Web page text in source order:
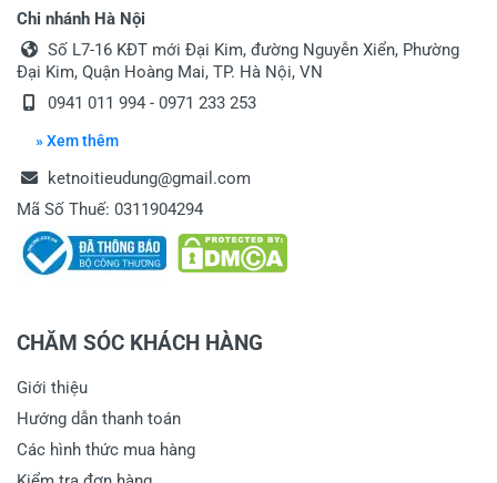
Chi nhánh Hà Nội
Số L7-16 KĐT mới Đại Kim, đường Nguyễn Xiển, Phường
Đại Kim, Quận Hoàng Mai, TP. Hà Nội, VN
0941 011 994 - 0971 233 253
» Xem thêm
ketnoitieudung@gmail.com
Mã Số Thuế: 0311904294
CHĂM SÓC KHÁCH HÀNG
Giới thiệu
Hướng dẫn thanh toán
Các hình thức mua hàng